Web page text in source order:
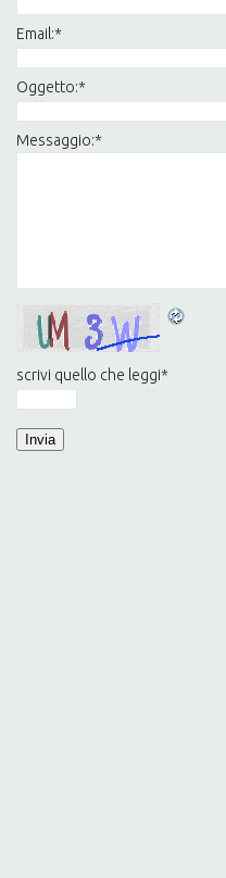
Email:*
Oggetto:*
Messaggio:*
scrivi quello che leggi*